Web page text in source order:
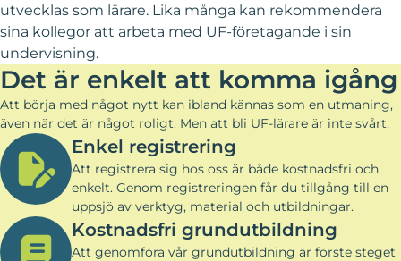
utvecklas som lärare. Lika många kan rekommendera
sina kollegor att arbeta med UF-företagande i sin
undervisning.
Det är enkelt att komma igång
Att börja med något nytt kan ibland kännas som en utmaning,
även när det är något roligt. Men att bli UF-lärare är inte svårt.
Enkel registrering
Att registrera sig hos oss är både kostnadsfri och
enkelt. Genom registreringen får du tillgång till en
uppsjö av verktyg, material och utbildningar.
Kostnadsfri grundutbildning
Att genomföra vår grundutbildning är förste steget